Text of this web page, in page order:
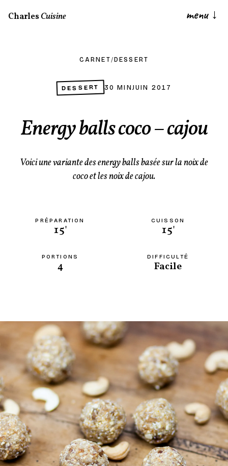
CharlesCuisine menu ↓
CARNET/ DESSERT
DESSERT 30 MIN JUIN 2017
Energy balls coco – cajou
Voici une variante des energy balls basée sur la noix de
coco et les noix de cajou.
PRÉPARATION
15'
CUISSON
15'
PORTIONS
4
DIFFICULTÉ
Facile